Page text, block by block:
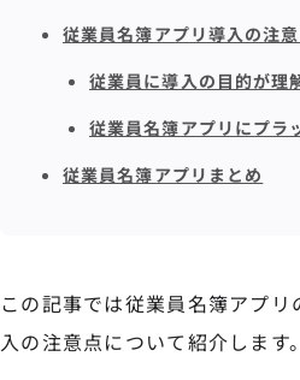
従業員名簿アプリ導入の注
従業員に導入の目的が理
従業員名簿アプリにプラ
従業員名簿アプリまとめ
この記事では従業員名簿アプ
入の注意点について紹介します。